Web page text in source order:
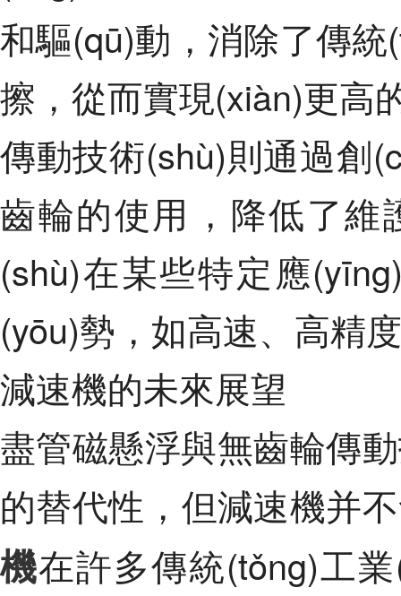
和驅(qū)動，消除了
擦，從而實現(xiàn)更
傳動技術(shù)則通過創
齒輪的使用，降低了
(shù)在某些特定應
(yōu)勢，如高速、高
減速機的未來展望
盡管磁懸浮與無齒輪傳
的替代性，但減速機
機在許多傳統(tǒng)工